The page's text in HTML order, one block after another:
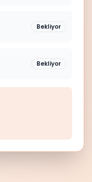
Bekliyor
Bekliyor